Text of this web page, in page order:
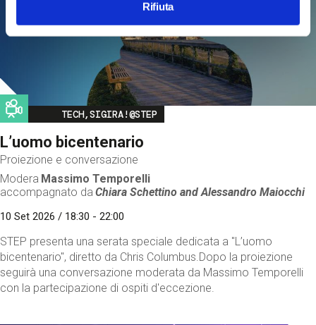
Rifiuta
Image
TECH,SIGIRA!@STEP
L’uomo bicentenario
Proiezione e conversazione
Modera Massimo Temporelli
accompagnato da Chiara Schettino andAlessandro Maiocchi
10 Set 2026 / 18:30 - 22:00
STEP presenta una serata speciale dedicata a "L’uomo
bicentenario", diretto da Chris Columbus.Dopo la proiezione
seguirà una conversazione moderata da Massimo Temporelli
con la partecipazione di ospiti d'eccezione.